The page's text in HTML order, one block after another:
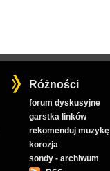
Różności
forum dyskusyjne
garstka linków
rekomenduj muzykę
korozja
sondy - archiwum